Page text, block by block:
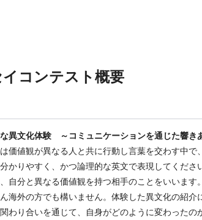
コンテスト概要
な異文化体験 ～コミュニケーションを通じた響き
価値観が異なる人と共に行動し言葉を交わす中
かりやすく、かつ論理的な英文で表現してくださ
自分と異なる価値観を持つ相手のことをいいます
海外の方でも構いません。体験した異文化の紹
わり合いを通じて、自身がどのように変わったの